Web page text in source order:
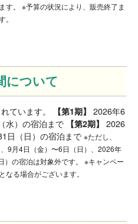
す。 ※予算の状況により、販売終了ま
について
ています。 【第1期】 2026年6
水）の宿泊まで 【第2期】 2026
日（日）の宿泊まで ※ただし、
9月4日（金）〜6日（日）、2026年
の宿泊は対象外です。 ※キャンペー
る場合がございます。